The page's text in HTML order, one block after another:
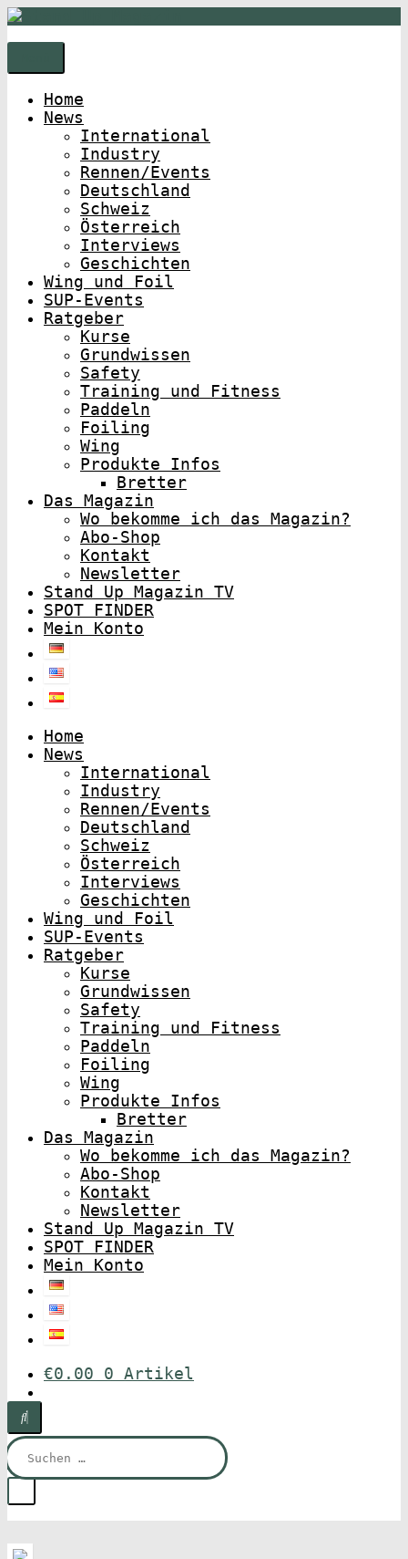
Zur
Zum
Home
News
International
Industry
Rennen/Events
Deutschland
Schweiz
Österreich
Interviews
Geschichten
Wing und Foil
SUP-Events
Ratgeber
Kurse
Grundwissen
Safety
Training und Fitness
Paddeln
Foiling
Wing
Produkte Infos
Bretter
Das Magazin
Wo bekomme ich das Magazin?
Abo-Shop
Kontakt
Newsletter
Stand Up Magazin TV
SPOT FINDER
Mein Konto
Home
News
International
Industry
Rennen/Events
Deutschland
Schweiz
Österreich
Interviews
Geschichten
Wing und Foil
SUP-Events
Ratgeber
Kurse
Grundwissen
Safety
Training und Fitness
Paddeln
Foiling
Wing
Produkte Infos
Bretter
Das Magazin
Wo bekomme ich das Magazin?
Abo-Shop
Kontakt
Newsletter
Stand Up Magazin TV
SPOT FINDER
Mein Konto
€0.00 0 Artikel
Suchen
nach: